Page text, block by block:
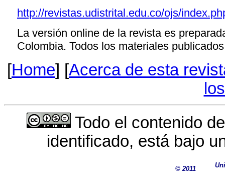
http://revistas.udistrital.edu.co/ojs/
La versión online de la revista es
Colombia. Todos los materiales
[Home] [Acerca de esta
Todo el contenido
identificado, está bajo
© 2011